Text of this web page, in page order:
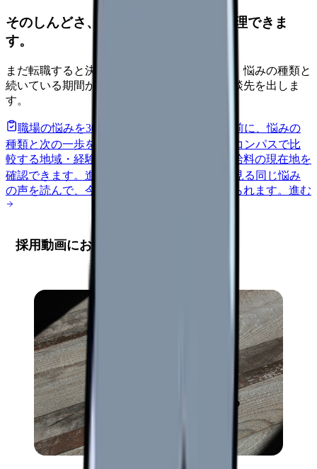
そのしんどさ、転職すべきサインか整理できま
す。
まだ転職すると決めていなくても大丈夫です。悩みの種類と
続いている期間から、次に見るべき記事と相談先を出しま
す。
職場の悩みを30秒で診断
辞めるべきか迷う前に、悩みの
種類と次の一歩を整理します。
給料コンパスで比
較する地域・経験年数・施設形態から、今の給料の現在地を
確認できます。 進む 匿名掲示板で本音を見る 同じ悩み
の声を読んで、今の職場だけの問題か確かめられます。 進む
採用動画における成功要因の本質